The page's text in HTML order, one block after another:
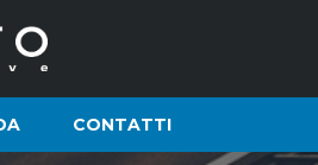
CONTATTI